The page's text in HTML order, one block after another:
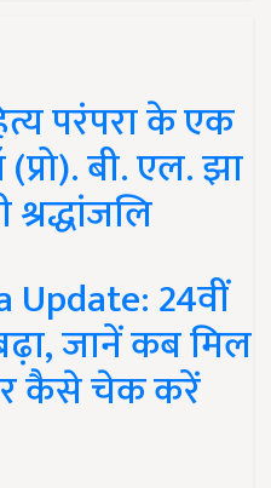
परंपरा के एक
बी. एल. झा
Update: 24वीं
जानें कब मिल
कैसे चेक करें